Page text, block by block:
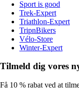
Sport is good
Trek-Expert
Triathlon-Expert
TripnBikers
Vélo-Store
Winter-Expert
Tilmeld dig vores
Få 10 % rabat ved at